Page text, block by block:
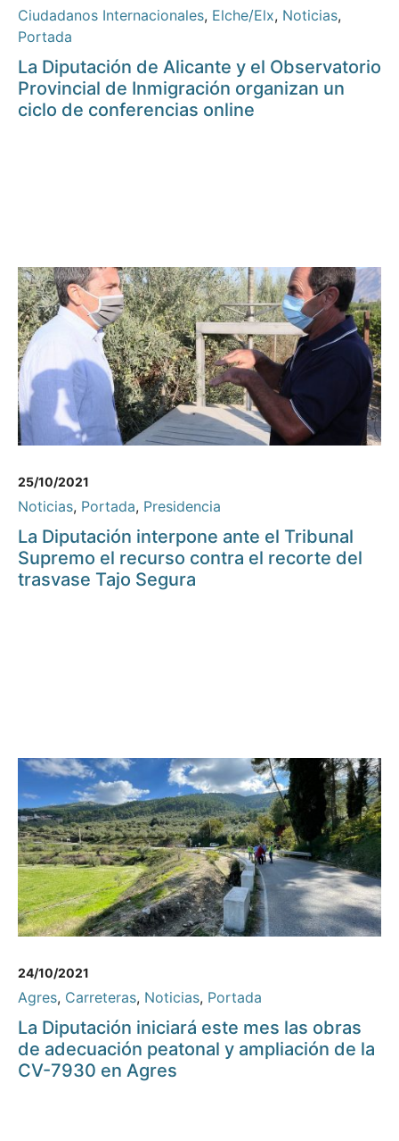
Ciudadanos Internacionales, Elche/Elx, Noticias,
Portada
La Diputación de Alicante y el Observatorio
Provincial de Inmigración organizan un
ciclo de conferencias online
25/10/2021
Noticias, Portada, Presidencia
La Diputación interpone ante el Tribunal
Supremo el recurso contra el recorte del
trasvase Tajo Segura
24/10/2021
Agres, Carreteras, Noticias, Portada
La Diputación iniciará este mes las obras
de adecuación peatonal y ampliación de la
CV-7930 en Agres